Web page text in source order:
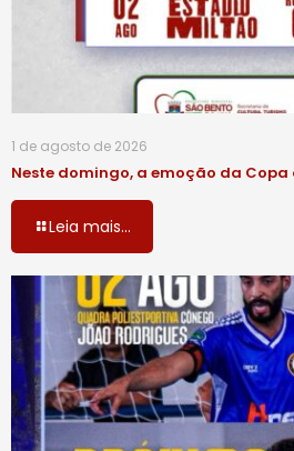
1 de agosto de 2026
Neste domingo, a emoção da
Leia mais...